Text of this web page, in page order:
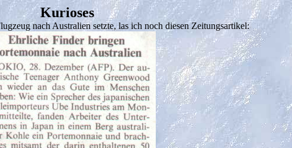
Kurioses
nach Australien setzte, las ich noch diesen Zeitungsartikel: